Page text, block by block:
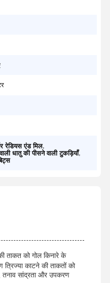
रेडियस एंड मिल,
धातु की पीसने वाली टुकड़ियाँ,
ताकत को गोल किनारे के
त्रिज्या काटने की ताकतों को
सांद्रता और उपकरण